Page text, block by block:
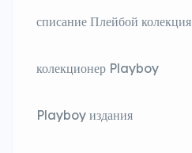
списание Плейбой колекция
колекционер Playboy
Playboy издания